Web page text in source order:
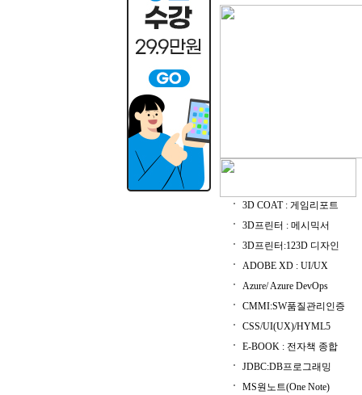
3D COAT : 게임리포트
3D프린터 : 메시믹서
3D프린터:123D 디자인
ADOBE XD : UI/UX
Azure/ Azure DevOps
CMMI:SW품질관리인증
CSS/UI(UX)/HYML5
E-BOOK : 전자책 종합
JDBC:DB프로그래밍
MS원노트(One Note)